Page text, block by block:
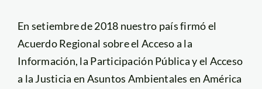
En setiembre de 2018 nuestro país firmó el
Acuerdo Regional sobre el Acceso a la
Información, la Participación Pública y el Acceso
a la Justicia en Asuntos Ambientales en América